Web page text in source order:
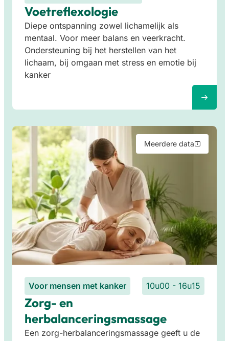
Voetreflexologie
Diepe ontspanning zowel lichamelijk als
mentaal. Voor meer balans en veerkracht.
Ondersteuning bij het herstellen van het
lichaam, bij omgaan met stress en emotie bij
kanker
Meerdere data
Voor mensen met kanker 10u00 - 16u15
Zorg- en
herbalanceringsmassage
Een zorg-herbalanceringsmassage geeft u de